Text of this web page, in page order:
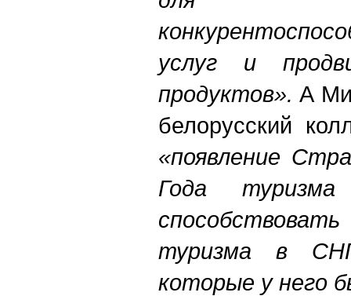
услуг и
продуктов».А
белорусский
«появление
Года
туризма в
которые у него